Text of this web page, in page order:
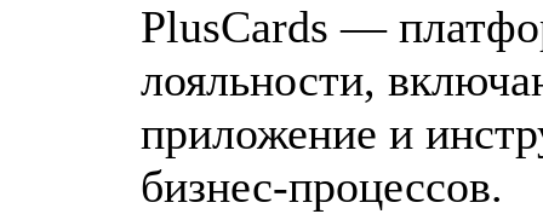
PlusCards —
лояльности,
приложение и
бизнес-процессов.